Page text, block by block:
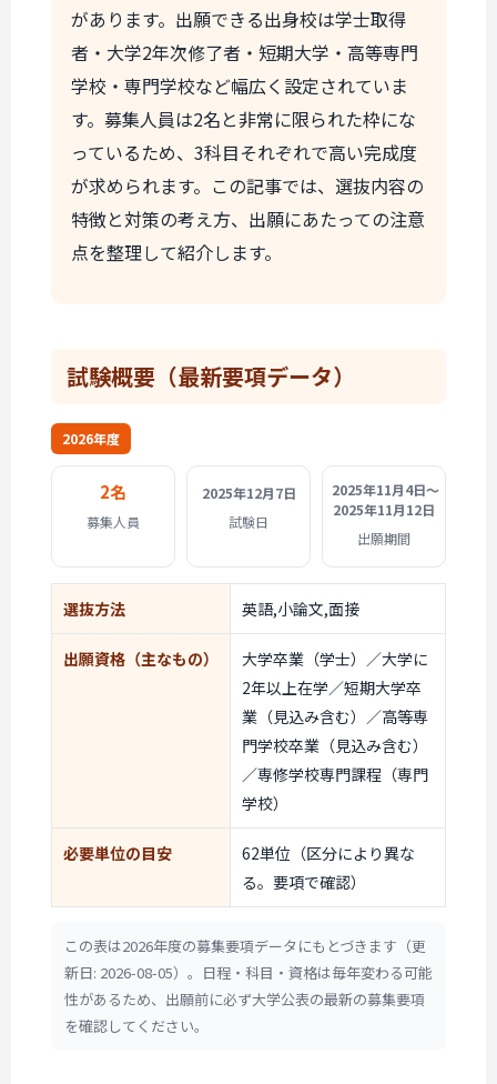
があります。出願できる出身校は学士取得
者・大学2年次修了者・短期大学・高等専門
学校・専門学校など幅広く設定されていま
す。募集人員は2名と非常に限られた枠にな
っているため、3科目それぞれで高い完成度
が求められます。この記事では、選抜内容の
特徴と対策の考え方、出願にあたっての注意
点を整理して紹介します。
試験概要 （最新要項データ）
2026年度
2名
募集人員
2025年12月7日
試験日
2025年11月4日〜
2025年11月12日
出願期間
選抜方法 英語,小論文,面接
出願資格 （主なもの）
大学卒業（学士）／大学に
2年以上在学／短期大学卒
業（見込み含む）／高等専
門学校卒業（見込み含む）
／専修学校専門課程（専門
学校）
必要単位の目安
62単位（区分により異な
る。要項で確認）
この表は2026年度の募集要項データにもとづきます（更
新日: 2026-08-05）。日程・科目・資格は毎年変わる可能
性があるため、出願前に必ず大学公表の最新の募集要項
を確認してください。